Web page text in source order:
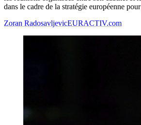
dans le cadre de la stratégie européenne
Zoran RadosavljevicEURACTIV.com